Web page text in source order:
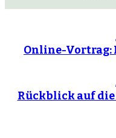
Online-Vortrag:
Rückblick auf